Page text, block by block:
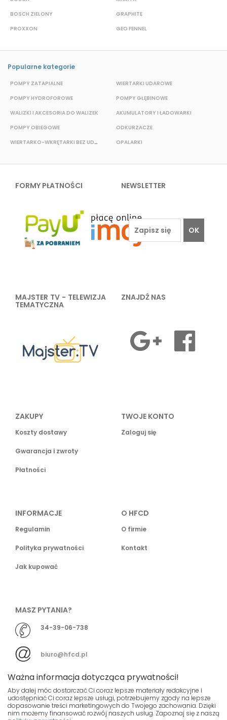
BOSCH ZIELONY
PROXXON
GRAPHITE
GEO FENNEL
Popularne kategorie
POMPY ZATAPIALNE
POMPY HYDROFOROWE
WALIZKI I AKCESORIA DO WALIZEK
POMPY OBIEGOWE
WIERTARKO-WKRĘTARKI BEZ UDAROWE
WIERTARKI UDAROWE
POMPY GŁĘBINOWE
AKUMULATORY I ŁADOWARKI
ODKURZACZE
OPALARKI
FORMY PŁATNOŚCI NEWSLETTER
OK
MAJSTER TV - TELEWIZJA
TEMATYCZNA
ZNAJDŹ NAS
ZAKUPY
Koszty dostawy
Gwarancja i zwroty
Płatności
TWOJE KONTO
Zaloguj się
INFORMACJE
Regulamin
Polityka prywatności
Jak kupować
O HFCD
O firmie
Kontakt
MASZ PYTANIA?
34-39-06-738
biuro@hfcd.pl
© HFCD - HF Centrum Dystrybucyjne- Wszelkie prawa
Ważna informacja dotycząca prywatności!
Aby dalej móc dostarczać Ci coraz lepsze materiały redakcyjne i
udostępniać Ci coraz lepsze usługi, potrzebujemy zgody na lepsze
dopasowanie treści marketingowych do Twojego zachowania. Dzięki
nim możemy finansować rozwój naszych usług. Zapoznaj się z naszą